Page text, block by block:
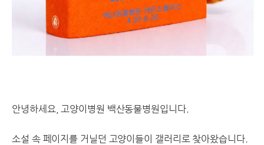
안녕하세요, 고양이병원 백산동물병원입니다.
소설 속 페이지를 거닐던 고양이들이 갤러리로 찾아왔습니다.